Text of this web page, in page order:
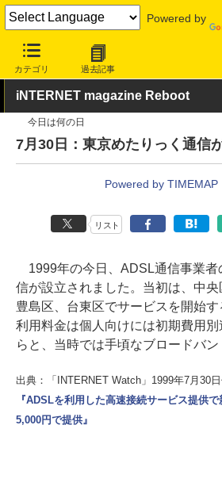
Powered by
カテゴリ 過去記事
INTERNET Watch トピック
iNTERNET magazine Reboot
今日は何の日
7月30日：東京めたりっく通信
Powered by TIMEMAP
リスト
1999年の今日、ADSL通信事業者
信が設立されました。当初は、中央
豊島区、台東区でサービスを開始す
利用料金は個人向けには初期費用
らと、当時では手頃なブロードバン
出典：「INTERNET Watch」1999年7月30
『ADSLを利用した高速接続サービス提供
5,000円で提供』